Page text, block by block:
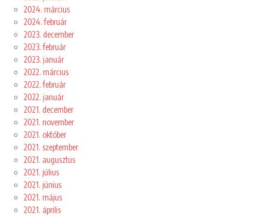
2024. március
2024. február
2023. december
2023. február
2023. január
2022. március
2022. február
2022. január
2021. december
2021. november
2021. október
2021. szeptember
2021. augusztus
2021. július
2021. június
2021. május
2021. április